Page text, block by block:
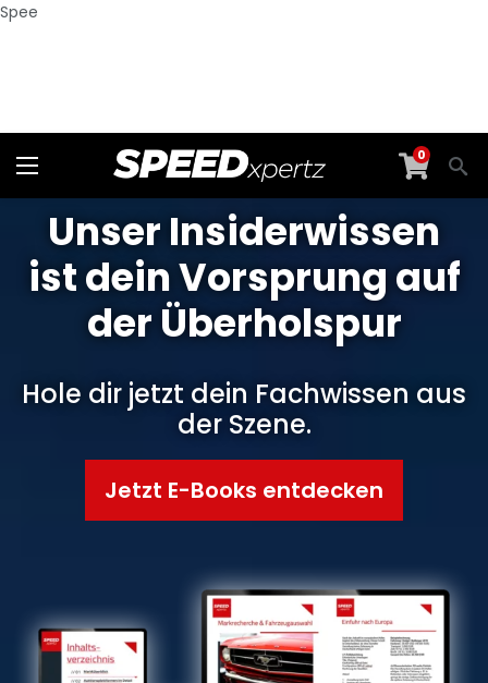
Spee
0
Unser Insiderwissen
ist dein Vorsprung auf
der Überholspur
Hole dir jetzt dein Fachwissen aus
der Szene.
Jetzt E-Books entdecken